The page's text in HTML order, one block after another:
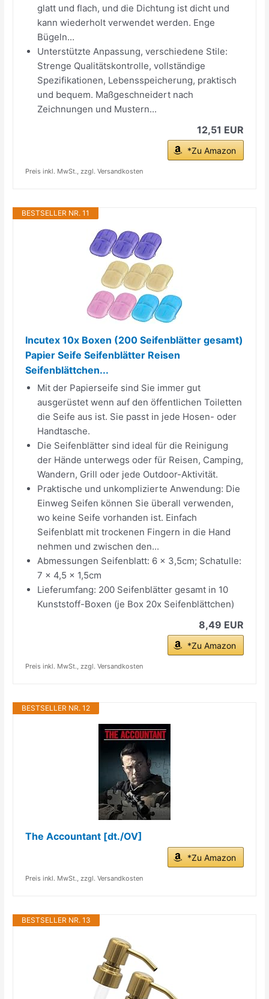
glatt und flach, und die Dichtung ist dicht und
kann wiederholt verwendet werden. Enge
Bügeln...
Unterstützte Anpassung, verschiedene Stile:
Strenge Qualitätskontrolle, vollständige
Spezifikationen, Lebensspeicherung, praktisch
und bequem. Maßgeschneidert nach
Zeichnungen und Mustern...
12,51 EUR
*Zu Amazon
Preis inkl. MwSt., zzgl. Versandkosten
BESTSELLER NR. 11
Incutex 10x Boxen (200 Seifenblätter gesamt)
Papier Seife Seifenblätter Reisen
Seifenblättchen...
Mit der Papierseife sind Sie immer gut
ausgerüstet wenn auf den öffentlichen Toiletten
die Seife aus ist. Sie passt in jede Hosen- oder
Handtasche.
Die Seifenblätter sind ideal für die Reinigung
der Hände unterwegs oder für Reisen, Camping,
Wandern, Grill oder jede Outdoor-Aktivität.
Praktische und unkomplizierte Anwendung: Die
Einweg Seifen können Sie überall verwenden,
wo keine Seife vorhanden ist. Einfach
Seifenblatt mit trockenen Fingern in die Hand
nehmen und zwischen den...
Abmessungen Seifenblatt: 6 x 3,5cm; Schatulle:
7 x 4,5 x 1,5cm
Lieferumfang: 200 Seifenblätter gesamt in 10
Kunststoff-Boxen (je Box 20x Seifenblättchen)
8,49 EUR
*Zu Amazon
Preis inkl. MwSt., zzgl. Versandkosten
BESTSELLER NR. 12
The Accountant [dt./OV]
*Zu Amazon
Preis inkl. MwSt., zzgl. Versandkosten
BESTSELLER NR. 13